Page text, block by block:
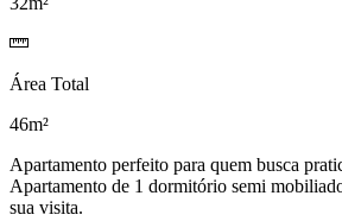
Área Total
46m²
Apartamento perfeito para quem busca
Apartamento de 1 dormitório semi
sua visita.